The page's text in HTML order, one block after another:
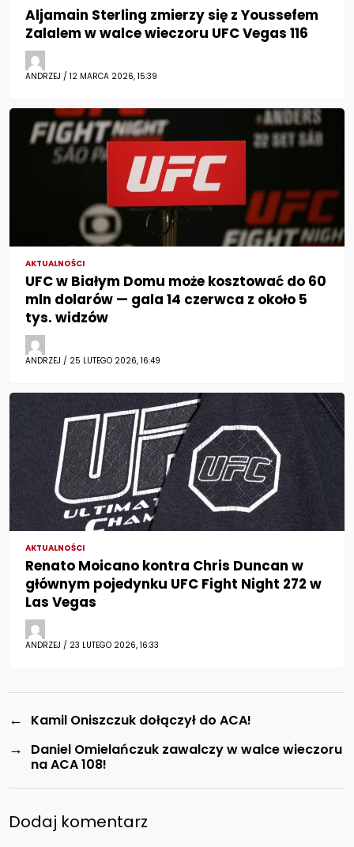
Aljamain Sterling zmierzy się z Youssefem
Zalalem w walce wieczoru UFC Vegas 116
ANDRZEJ / 12 MARCA 2026, 15:39
AKTUALNOŚCI
UFC w Białym Domu może kosztować do 60
mln dolarów — gala 14 czerwca z około 5
tys. widzów
ANDRZEJ / 25 LUTEGO 2026, 16:49
AKTUALNOŚCI
Renato Moicano kontra Chris Duncan w
głównym pojedynku UFC Fight Night 272 w
Las Vegas
ANDRZEJ / 23 LUTEGO 2026, 16:33
← Kamil Oniszczuk dołączył do ACA!
→
Daniel Omielańczuk zawalczy w walce wieczoru
na ACA 108!
Dodaj komentarz